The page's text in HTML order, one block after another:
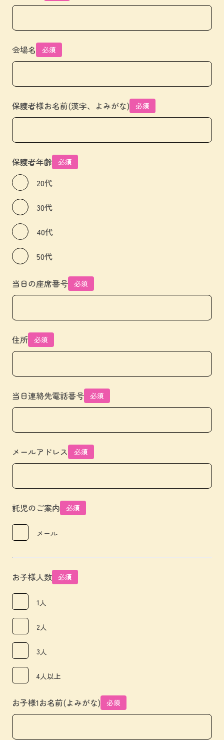
会場名 必須
保護者様お名前(漢字、よみがな) 必須
保護者年齢 必須
20代
30代
40代
50代
当日の座席番号 必須
住所 必須
当日連絡先電話番号 必須
メールアドレス 必須
託児のご案内 必須
メール
お子様人数 必須
1人
2人
3人
4人以上
お子様1お名前(よみがな) 必須